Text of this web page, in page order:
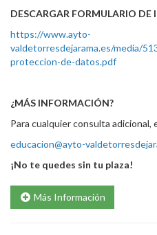
DESCARGAR FORMULARIO DE
https://www.ayto-
valdetorresdejarama.es/media/
proteccion-de-datos.pdf
¿MÁS INFORMACIÓN?
Para cualquier consulta
educacion@ayto-
¡No te quedes sin tu plaza!
Más Información